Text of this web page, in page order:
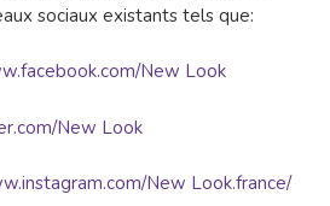
sociaux existants tels que:
New Look
New Look
New Look.france/